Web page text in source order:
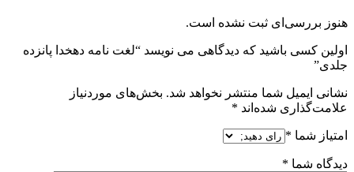
هنوز بررسی‌ای ثبت نشده است.
اولین کسی باشید که دیدگاهی می نویسد “لغت نامه دهخدا پانزده
جلدی”
نشانی ایمیل شما منتشر نخواهد شد. بخش‌های موردنیاز
علامت‌گذاری شده‌اند *
امتیاز شما *
دیدگاه شما *